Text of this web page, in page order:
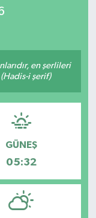
en şerlileri
i şerif)
GÜNEŞ
05:32